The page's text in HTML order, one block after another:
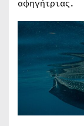
αφηγήτριας.